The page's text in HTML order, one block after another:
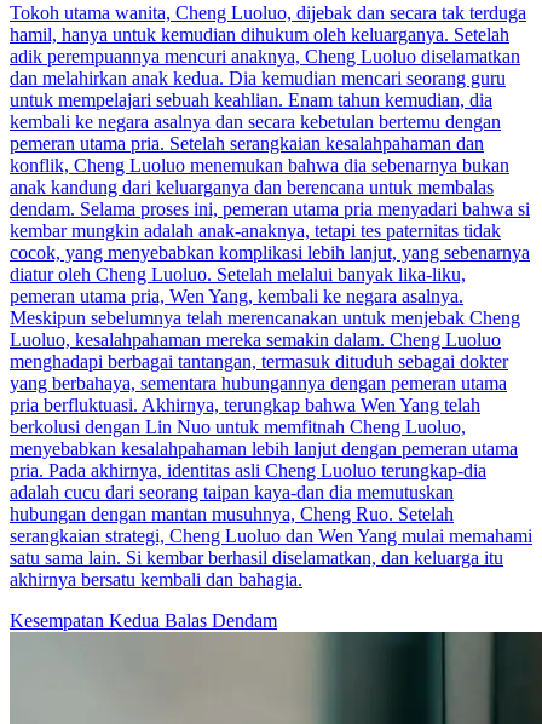
Tokoh utama wanita, Cheng Luoluo, dijebak dan secara tak terduga
hamil, hanya untuk kemudian dihukum oleh keluarganya. Setelah
adik perempuannya mencuri anaknya, Cheng Luoluo diselamatkan
dan melahirkan anak kedua. Dia kemudian mencari seorang guru
untuk mempelajari sebuah keahlian. Enam tahun kemudian, dia
kembali ke negara asalnya dan secara kebetulan bertemu dengan
pemeran utama pria. Setelah serangkaian kesalahpahaman dan
konflik, Cheng Luoluo menemukan bahwa dia sebenarnya bukan
anak kandung dari keluarganya dan berencana untuk membalas
dendam. Selama proses ini, pemeran utama pria menyadari bahwa si
kembar mungkin adalah anak-anaknya, tetapi tes paternitas tidak
cocok, yang menyebabkan komplikasi lebih lanjut, yang sebenarnya
diatur oleh Cheng Luoluo. Setelah melalui banyak lika-liku,
pemeran utama pria, Wen Yang, kembali ke negara asalnya.
Meskipun sebelumnya telah merencanakan untuk menjebak Cheng
Luoluo, kesalahpahaman mereka semakin dalam. Cheng Luoluo
menghadapi berbagai tantangan, termasuk dituduh sebagai dokter
yang berbahaya, sementara hubungannya dengan pemeran utama
pria berfluktuasi. Akhirnya, terungkap bahwa Wen Yang telah
berkolusi dengan Lin Nuo untuk memfitnah Cheng Luoluo,
menyebabkan kesalahpahaman lebih lanjut dengan pemeran utama
pria. Pada akhirnya, identitas asli Cheng Luoluo terungkap-dia
adalah cucu dari seorang taipan kaya-dan dia memutuskan
hubungan dengan mantan musuhnya, Cheng Ruo. Setelah
serangkaian strategi, Cheng Luoluo dan Wen Yang mulai memahami
satu sama lain. Si kembar berhasil diselamatkan, dan keluarga itu
akhirnya bersatu kembali dan bahagia.
Kesempatan Kedua Balas Dendam